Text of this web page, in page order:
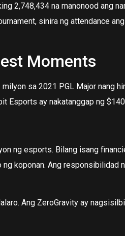
2,748,434 na manonood ang
sinira ng attendance
Moments
sa 2021 PGL Major nang
Esports ay nakatanggap ng
ng esports. Bilang isang
koponan. Ang responsibilidad
Ang ZeroGravity ay